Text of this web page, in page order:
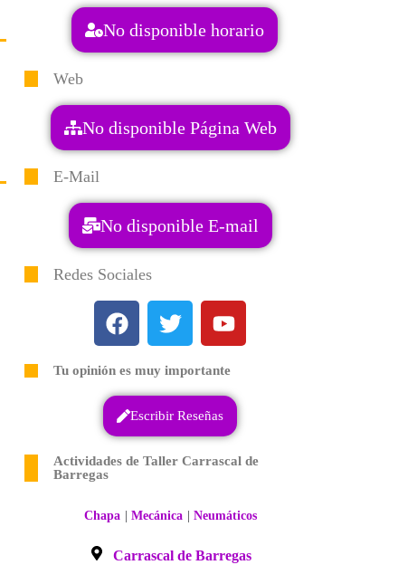
No disponible horario
Web
No disponible Página Web
E-Mail
No disponible E-mail
Redes Sociales
Tu opinión es muy importante
Escribir Reseñas
Actividades de Taller Carrascal de
Barregas
Chapa | Mecánica | Neumáticos
Carrascal de Barregas